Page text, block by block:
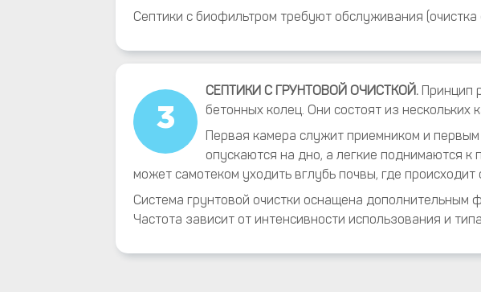
Септики с биофильтром требуют обслуживания
3
СЕПТИКИ С ГРУНТОВОЙ ОЧИСТКОЙ.Принцип
бетонных колец. Они состоят из нескольких
Первая камера служит приемником и
опускаются на дно, а легкие поднимаются
может самотеком уходить вглубь почвы, где происходит
Система грунтовой очистки оснащена
Частота зависит от интенсивности использования и